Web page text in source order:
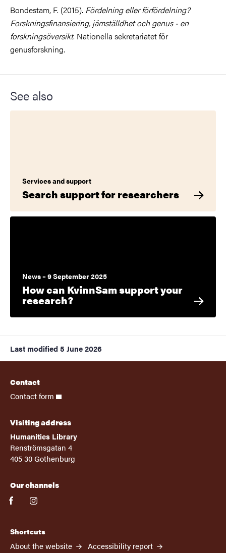
Bondestam, F. (2015). Fördelning eller förfördelning?
Forskningsfinansiering, jämställdhet och genus - en
forskningsöversikt. Nationella sekretariatet för
genusforskning.
See also
Services and support
Search support for researchers
News – 9 September 2025
How can KvinnSam support your
research?
Last modified 5 June 2026
Contact
Contact form
Visiting address
Humanities Library
Renströmsgatan 4
405 30 Gothenburg
Our channels
facebookinstagram
Shortcuts
About the website Accessibility report